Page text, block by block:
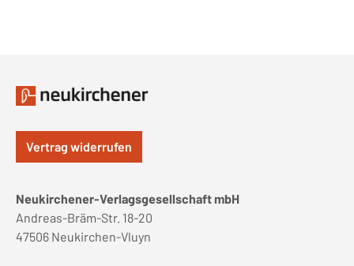
Vertrag widerrufen
Neukirchener-Verlagsgesellschaft mbH
Andreas-Bräm-Str. 18-20
47506 Neukirchen-Vluyn